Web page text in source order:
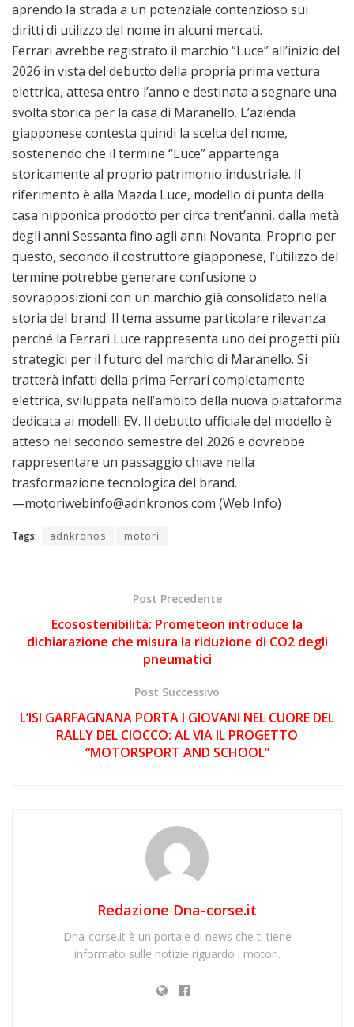
aprendo la strada a un potenziale contenzioso sui
diritti di utilizzo del nome in alcuni mercati.
Ferrari avrebbe registrato il marchio “Luce” all’inizio del
2026 in vista del debutto della propria prima vettura
elettrica, attesa entro l’anno e destinata a segnare una
svolta storica per la casa di Maranello. L’azienda
giapponese contesta quindi la scelta del nome,
sostenendo che il termine “Luce” appartenga
storicamente al proprio patrimonio industriale. Il
riferimento è alla Mazda Luce, modello di punta della
casa nipponica prodotto per circa trent’anni, dalla metà
degli anni Sessanta fino agli anni Novanta. Proprio per
questo, secondo il costruttore giapponese, l’utilizzo del
termine potrebbe generare confusione o
sovrapposizioni con un marchio già consolidato nella
storia del brand. Il tema assume particolare rilevanza
perché la Ferrari Luce rappresenta uno dei progetti più
strategici per il futuro del marchio di Maranello. Si
tratterà infatti della prima Ferrari completamente
elettrica, sviluppata nell’ambito della nuova piattaforma
dedicata ai modelli EV. Il debutto ufficiale del modello è
atteso nel secondo semestre del 2026 e dovrebbe
rappresentare un passaggio chiave nella
trasformazione tecnologica del brand.
—motoriwebinfo@adnkronos.com (Web Info)
Tags: adnkronos motori
Post Precedente
Ecosostenibilità: Prometeon introduce la
dichiarazione che misura la riduzione di CO2 degli
pneumatici
Post Successivo
L’ISI GARFAGNANA PORTA I GIOVANI NEL CUORE DEL
RALLY DEL CIOCCO: AL VIA IL PROGETTO
“MOTORSPORT AND SCHOOL”
Redazione Dna-corse.it
Dna-corse.it è un portale di news che ti tiene
informato sulle notizie riguardo i motori.